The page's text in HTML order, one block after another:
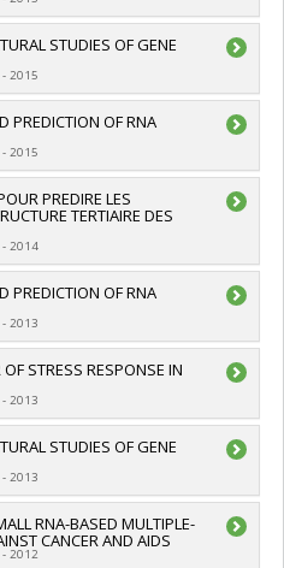
PV113724-(PR) Projets de
d'équipement la première
STUDIES OF GENE
2015
Major
Instituts de recherche en
PVXX5647-(MOP) Subvention de
de fonctionnement
PREDICTION OF RNA
2015
Major
Conseil de recherches en
(CRSNG)
PVX20965-(RGP) Programme de
ou de groupe
PREDIRE LES
TERTIAIRE DES
- 2014
PV113724-(PR) Projets de
d'équipement la première
PREDICTION OF RNA
2013
Major
STRESS RESPONSE IN
2013
Major
Human Frontier
STUDIES OF GENE
2013
MajorRNA-BASED MULTIPLE-
CANCER AND AIDS
2012